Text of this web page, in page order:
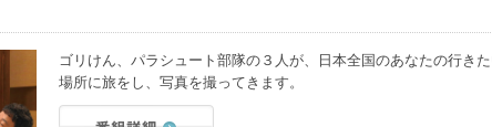
ゴリけん、パラシュート部隊の３人が、日本全国のあなたの行き
場所に旅をし、写真を撮ってきます。